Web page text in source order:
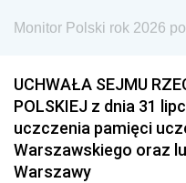
Monitor Polski rok 2026
UCHWAŁA SEJMU
POLSKIEJ z dnia 31
uczczenia pamięci
Warszawskiego oraz
Warszawy